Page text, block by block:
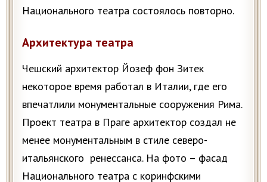
Национального театра состоялось повторно.
Архитектура театра
Чешский архитектор Йозеф фон Зитек
некоторое время работал в Италии, где его
впечатлили монументальные сооружения Рима.
Проект театра в Праге архитектор создал не
менее монументальным в стиле северо-
итальянского ренессанса. На фото – фасад
Национального театра с коринфскими